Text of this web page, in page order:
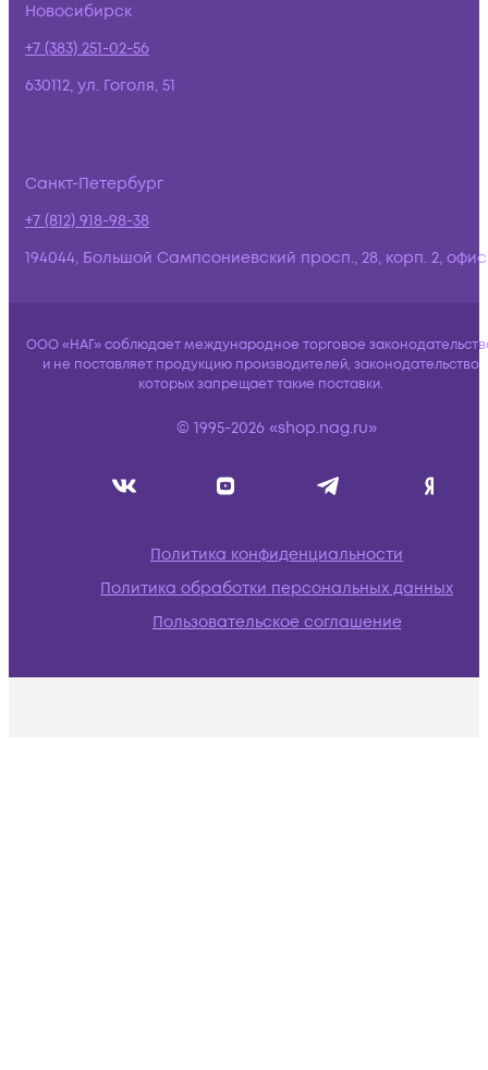
Новосибирск
+7 (383) 251-02-56
630112, ул. Гоголя, 51
Санкт-Петербург
+7 (812) 918-98-38
194044, Большой Сампсониевский просп., 28, корп. 2,
ООО «НАГ» соблюдает международное торговое
и не поставляет продукцию производителей, законодательство
которых запрещает такие поставки.
© 1995-2026 «shop.nag.ru»
Политика конфиденциальности
Политика обработки персональных данных
Пользовательское соглашение